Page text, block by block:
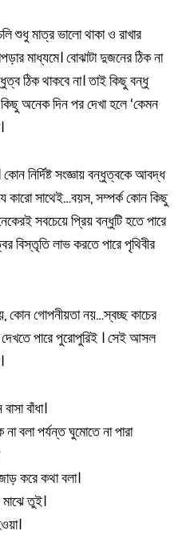
শুধু মাত্র ভালো থাকা ও রাখার
মাধ্যমে। বোঝাটা দুজনের ঠিক না
ঠিক থাকবে না। তাই কিছু বন্ধু
অনেক দিন পর দেখা হলে ‘কেমন
নির্দিষ্ট সংজ্ঞায় বন্ধুত্বকে আবদ্ধ
কারো সাথেই…বয়স, সম্পর্ক কোন কিছু
সবচেয়ে প্রিয় বন্ধুটি হতে পারে
বিস্তৃতি লাভ করতে পারে পৃথিবীর
কোন গোপনীয়তা নয়…স্বচ্ছ কাচের
পারে পুরোপুরিই । সেই আসল
বাঁধা।
বলা পর্যন্ত ঘুমোতে না পারা
করে কথা বলা।
তুই।